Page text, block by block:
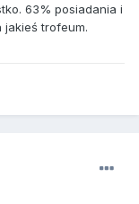
63% posiadania i
trofeum.